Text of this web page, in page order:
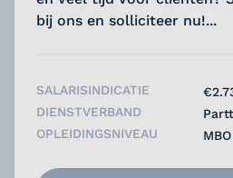
bij ons en solliciteer nu!...
SALARISINDICATIE
DIENSTVERBAND
OPLEIDINGSNIVEAU